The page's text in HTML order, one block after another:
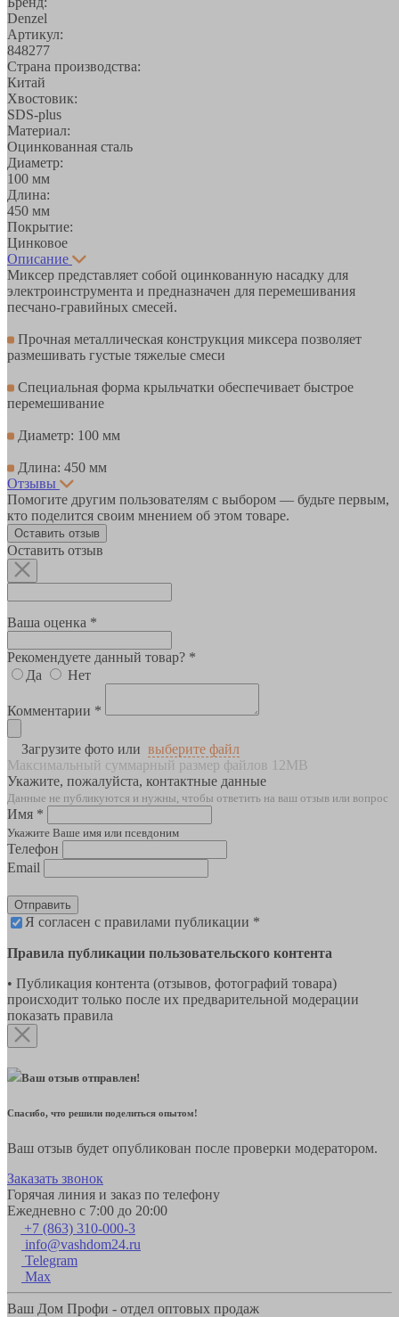
Denzel
Артикул:
848277
Страна производства:
Китай
Хвостовик:
SDS-plus
Материал:
Оцинкованная сталь
Диаметр:
100 мм
Длина:
450 мм
Покрытие:
Цинковое
Описание
Миксер представляет собой оцинкованную насадку для
электроинструмента и предназначен для перемешивания
песчано-гравийных смесей.
Прочная металлическая конструкция миксера позволяет
размешивать густые тяжелые смеси
Специальная форма крыльчатки обеспечивает быстрое
перемешивание
Диаметр: 100 мм
Длина: 450 мм
Отзывы
Помогите другим пользователям с выбором — будьте первым,
кто поделится своим мнением об этом товаре.
Оставить отзыв
Оставить отзыв
Ваша оценка *
Рекомендуете данный товар? *
Да
Нет
Комментарии *
Загрузите фото или выберите файл
Максимальный суммарный размер файлов 12MB
Укажите, пожалуйста, контактные данные
Данные не публикуются и нужны, чтобы ответить на ваш отзыв или вопрос
Имя *
Укажите Ваше имя или псевдоним
Телефон
Email
Отправить
Я согласен с правилами публикации *
Правила публикации пользовательского контента
• Публикация контента (отзывов, фотографий товара)
происходит только после их предварительной модерации
показать правила
Ваш отзыв отправлен!
Спасибо, что решили поделиться опытом!
Ваш отзыв будет опубликован после проверки модератором.
Заказать звонок
Горячая линия и заказ по телефону
Ежедневно с 7:00 до 20:00
+7 (863) 310-000-3
info@vashdom24.ru
Telegram
Max
Ваш Дом Профи - отдел оптовых продаж